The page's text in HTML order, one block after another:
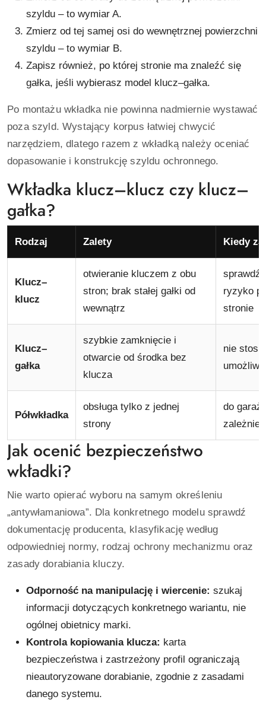
szyldu – to wymiar A.
Zmierz od tej samej osi do wewnętrznej powierzchni
szyldu – to wymiar B.
Zapisz również, po której stronie ma znaleźć się
gałka, jeśli wybierasz model klucz–gałka.
Po montażu wkładka nie powinna nadmiernie wystawać
poza szyld. Wystający korpus łatwiej chwycić
narzędziem, dlatego razem z wkładką należy oceniać
dopasowanie i konstrukcję szyldu ochronnego.
Wkładka klucz–klucz czy klucz–
gałka?
Rodzaj Zalety Kiedy
Klucz–
klucz
otwieranie kluczem z obu
stron; brak stałej gałki od
wewnątrz
sprawdź
ryzyko
stronie
Klucz–
gałka
szybkie zamknięcie i
otwarcie od środka bez
klucza
nie
Półwkładka
obsługa tylko z jednej
strony
do
zależnie
Jak ocenić bezpieczeństwo
wkładki?
Nie warto opierać wyboru na samym określeniu
„antywłamaniowa”. Dla konkretnego modelu sprawdź
dokumentację producenta, klasyfikację według
odpowiedniej normy, rodzaj ochrony mechanizmu oraz
zasady dorabiania kluczy.
Odporność na manipulację i wiercenie: szukaj
informacji dotyczących konkretnego wariantu, nie
ogólnej obietnicy marki.
Kontrola kopiowania klucza: karta
bezpieczeństwa i zastrzeżony profil ograniczają
nieautoryzowane dorabianie, zgodnie z zasadami
danego systemu.